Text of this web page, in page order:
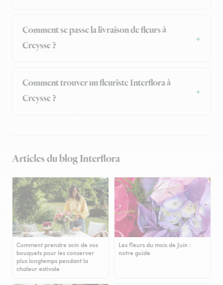
Comment se passe la livraison de fleurs à
Creysse ?
Comment trouver un fleuriste Interflora à
Creysse ?
Articles du blog Interflora
Comment prendre soin de vos
bouquets pour les conserver
plus longtemps pendant la
chaleur estivale
Les fleurs du mois de Juin :
notre guide